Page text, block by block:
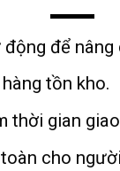
để
tồn kho.
thời gian
cho